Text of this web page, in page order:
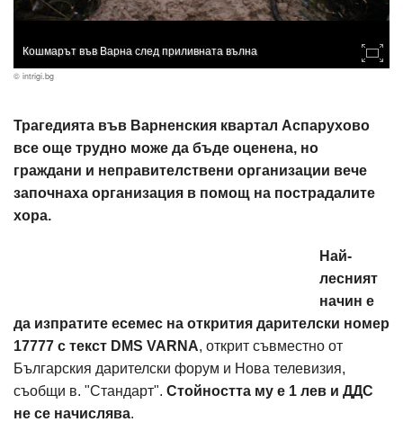
Кошмарът във Варна след приливната вълна
© intrigi.bg
Трагедията във Варненския квартал Аспарухово
все още трудно може да бъде оценена, но
граждани и неправителствени организации вече
започнаха организация в помощ на пострадалите
хора.
Най-
лесният
начин е
да изпратите есемес на открития дарителски номер
17777 с текст DMS VARNA, открит съвместно от
Българския дарителски форум и Нова телевизия,
съобщи в. "Стандарт". Стойността му е 1 лев и ДДС
не се начислява.